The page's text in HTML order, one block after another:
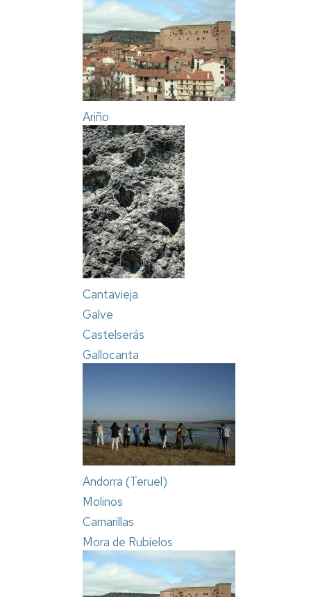
Ariño
Cantavieja
Galve
Castelserás
Gallocanta
Andorra (Teruel)
Molinos
Camarillas
Mora de Rubielos